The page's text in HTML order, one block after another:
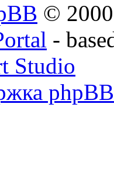
©
-
Studio
phpBB